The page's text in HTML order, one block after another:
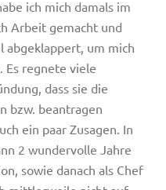
ich mich damals im
Arbeit gemacht und
abgeklappert, um mich
Es regnete viele
dass sie die
bzw. beantragen
ein paar Zusagen. In
2 wundervolle Jahre
sowie danach als Chef